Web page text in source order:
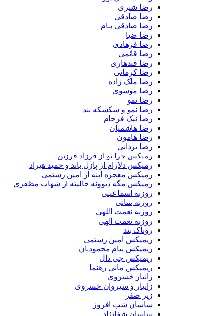
رضا شیری
رضا صادقی
رضا صادقی بنام
رضا ضیا
رضا فرهادی
رضا قائمی
رضا قندهاری
رضا کرمانی
رضا ملک زاده
رضا موسوی
رضا نمو
رضا نمو و سکسکه بند
رضا نیک فرجام
رضا هاشمیان
رضا هامون
رضا یزدانی
رمیکس چرا تو از فرزاد فرزین
رمیکس دلارام از پازل باند و حمید هیراد
رمیکس معجزه اینه از امین رستمی
رمیکس مگه دیوونه حالیته از شهاب مظفری
روزبه اسماعیلی
روزبه بمانی
روزبه نعمت اللهی
روزبه نعمت الهی
روناک بند
ریمیکس امین رستمی
ریمیکس پیام محمودیان
ریمیکس جی دال
ریمیکس مانی رهنما
زانیار خسروی
زانیار و سیروان خسروی
زیر صفر
ساسان شب افروز
ساسان شفانژاد